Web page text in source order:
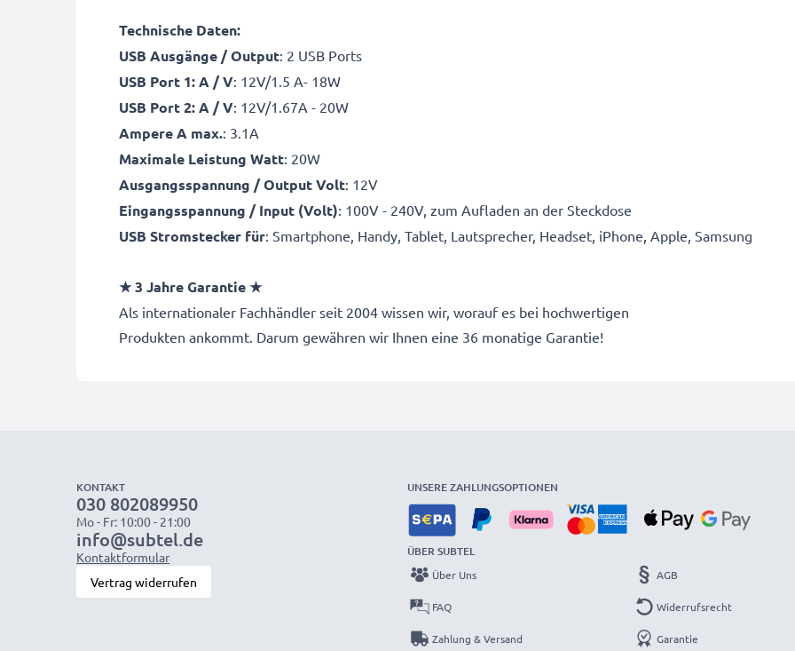
Technische Daten:
USB Ausgänge / Output: 2 USB Ports
USB Port 1: A / V: 12V/1.5 A- 18W
USB Port 2: A / V: 12V/1.67A - 20W
Ampere A max.: 3.1A
Maximale Leistung Watt: 20W
Ausgangsspannung / Output Volt: 12V
Eingangsspannung / Input (Volt): 100V - 240V, zum Aufladen an der Steckdose
USB Stromstecker für: Smartphone, Handy, Tablet, Lautsprecher, Headset, iPhone, Apple, Samsung
★ 3 Jahre Garantie ★
Als internationaler Fachhändler seit 2004 wissen wir, worauf es bei hochwertigen
Produkten ankommt. Darum gewähren wir Ihnen eine 36 monatige Garantie!
KONTAKT
030 802089950
Mo - Fr: 10:00 - 21:00
info@subtel.de
Kontaktformular
Vertrag widerrufen
UNSERE ZAHLUNGSOPTIONEN
ÜBER SUBTEL
Über Uns
FAQ
Zahlung & Versand
AGB
Widerrufsrecht
Garantie